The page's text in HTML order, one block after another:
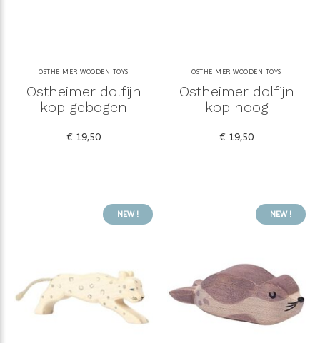
OSTHEIMER WOODEN TOYS
Ostheimer dolfijn
kop gebogen
€ 19,50
OSTHEIMER WOODEN TOYS
Ostheimer dolfijn
kop hoog
€ 19,50
NEW ! NEW !